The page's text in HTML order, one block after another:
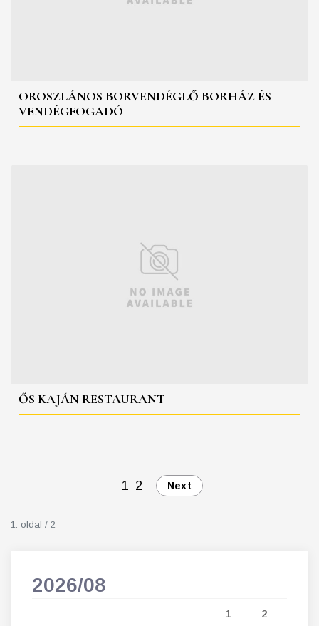
OROSZLÁNOS BORVENDÉGLŐ BORHÁZ ÉS
VENDÉGFOGADÓ
ŐS KAJÁN RESTAURANT
1 2 Next
1. oldal / 2
2026/08
1 2